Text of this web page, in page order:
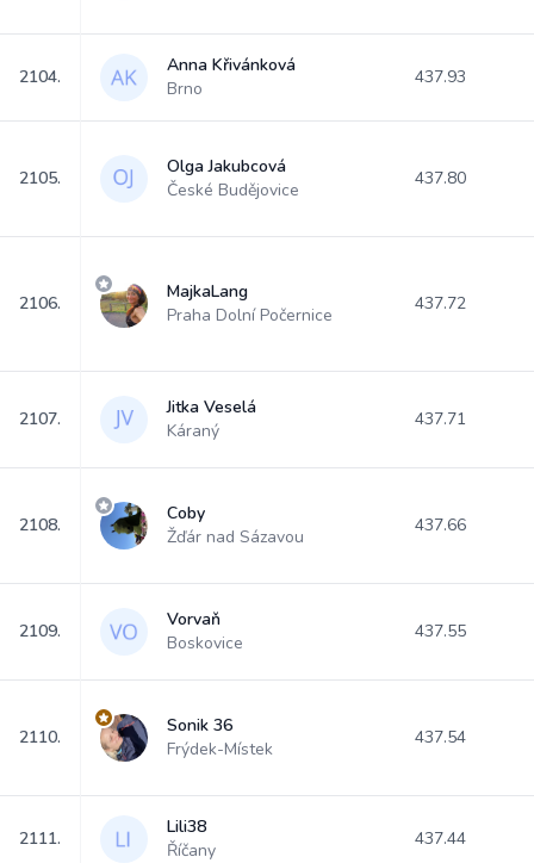
2104.
Anna Křivánková
Brno
437.93
2105.
Olga Jakubcová
České Budějovice
437.80
2106.
MajkaLang
Praha Dolní Počernice
437.72
2107.
Jitka Veselá
Káraný
437.71
2108.
Coby
Žďár nad Sázavou
437.66
2109.
Vorvaň
Boskovice
437.55
2110.
Sonik 36
Frýdek-Místek
437.54
2111.
Lili38
Říčany
437.44